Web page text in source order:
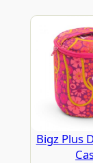
Bigz Plus